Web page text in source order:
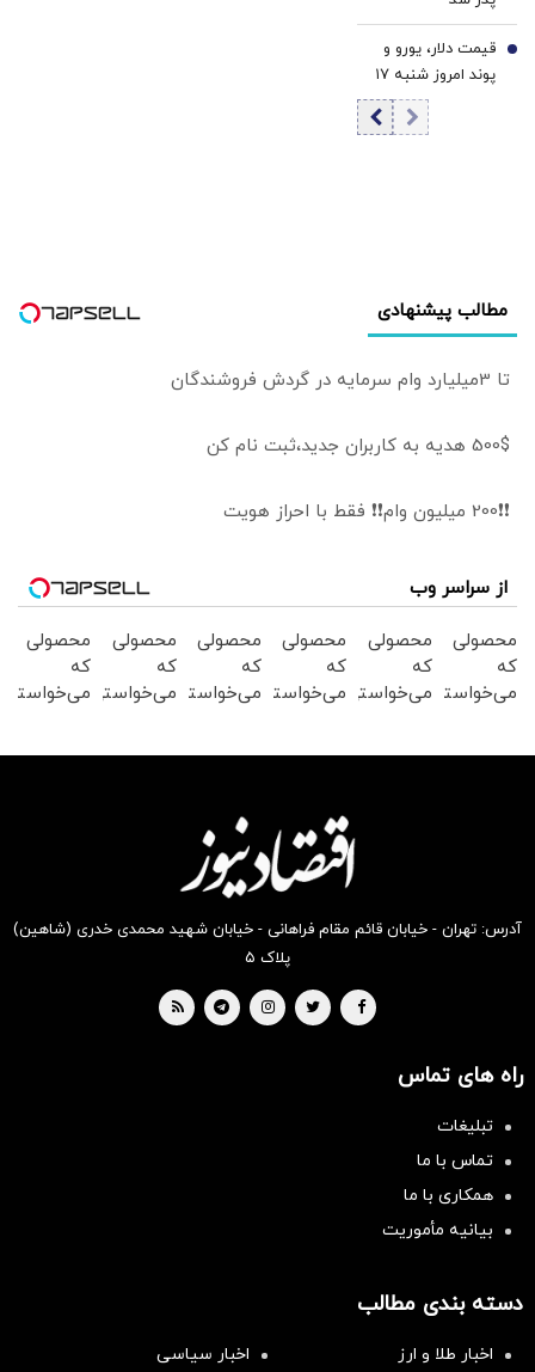
افزایش قیمت طلا |
فشار نرخ‌های بهره
در حال پایان است؟
قیمت دلار، یورو و
پوند امروز شنبه ۱۷
مرداد 1405/ کاهش
قیمت دلار و یورو
7
مطالب پیشنهادی
تا 3میلیارد وام سرمایه در گردش فروشندگان
500$ هدیه به کاربران جدید،ثبت نام کن
❗❗200 میلیون وام❗❗ فقط با احراز هویت
از سراسر وب
محصولی
که
می‌خواستی
محصولی
که
می‌خواستی
محصولی
که
می‌خواستی
بخر !
محصولی
که
می‌خواستی
بخر !
محصولی
که
می‌خواستی
محصولی
که
می‌خواستی
آدرس: تهران - خیابان قائم مقام فراهانی - خیابان شهید محمدی خدری (شاهین)
پلاک ۵
راه های تماس
تبلیغات
تماس با ما
همکاری با ما
بیانیه مأموریت
دسته بندی مطالب
اخبار طلا و ارز
اخبار سیاسی